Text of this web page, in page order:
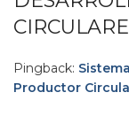
Pingback:
Productor